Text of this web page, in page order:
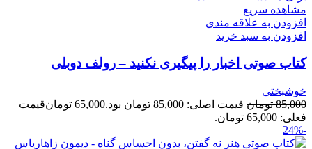
مشاهده سریع
افزودن به علاقه مندی
افزودن به سبد خرید
کتاب صوتی اخبار را پیگیری نکنید – رولف دوبلی
خوشبختی
85,000 تومان قیمت اصلی: 85,000 تومان بود. 65,000 تومانقیمت
فعلی: 65,000 تومان.
-24%